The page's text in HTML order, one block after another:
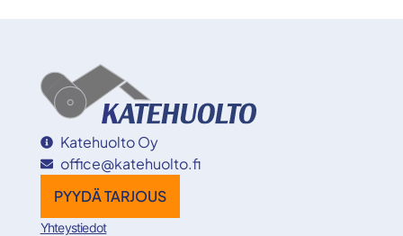
Katehuolto Oy
office@katehuolto.fi
PYYDÄ TARJOUS
Yhteystiedot